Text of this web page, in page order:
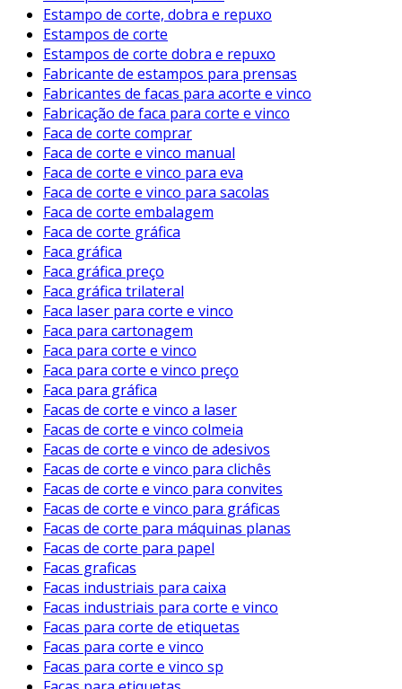
Estampo de corte, dobra e repuxo
Estampos de corte
Estampos de corte dobra e repuxo
Fabricante de estampos para prensas
Fabricantes de facas para acorte e vinco
Fabricação de faca para corte e vinco
Faca de corte comprar
Faca de corte e vinco manual
Faca de corte e vinco para eva
Faca de corte e vinco para sacolas
Faca de corte embalagem
Faca de corte gráfica
Faca gráfica
Faca gráfica preço
Faca gráfica trilateral
Faca laser para corte e vinco
Faca para cartonagem
Faca para corte e vinco
Faca para corte e vinco preço
Faca para gráfica
Facas de corte e vinco a laser
Facas de corte e vinco colmeia
Facas de corte e vinco de adesivos
Facas de corte e vinco para clichês
Facas de corte e vinco para convites
Facas de corte e vinco para gráficas
Facas de corte para máquinas planas
Facas de corte para papel
Facas graficas
Facas industriais para caixa
Facas industriais para corte e vinco
Facas para corte de etiquetas
Facas para corte e vinco
Facas para corte e vinco sp